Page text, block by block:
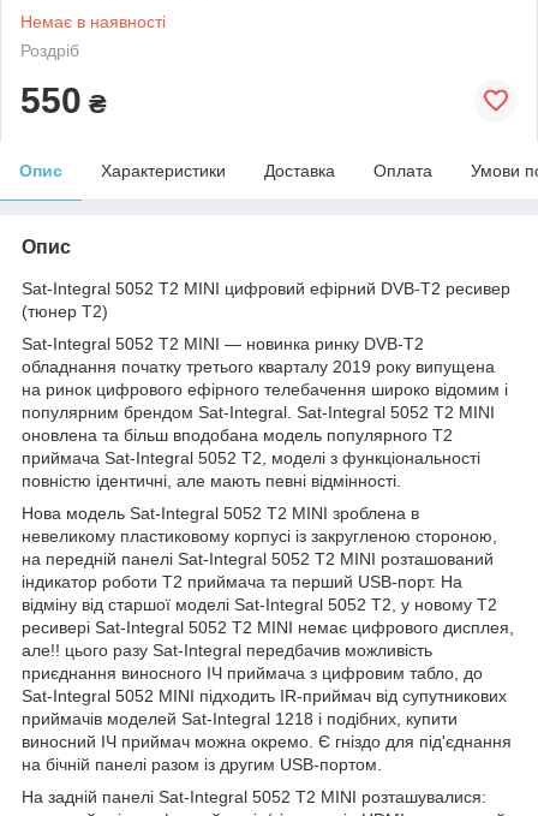
Немає в наявності
Роздріб
550 ₴
Опис Характеристики Доставка Оплата Умови
Опис
Sat-Integral 5052 T2 MINI цифровий ефірний DVB-T2 ресивер
(тюнер Т2)
Sat-Integral 5052 T2 MINI — новинка ринку DVB-T2
обладнання початку третього кварталу 2019 року випущена
на ринок цифрового ефірного телебачення широко відомим і
популярним брендом Sat-Integral. Sat-Integral 5052 T2 MINI
оновлена та більш вподобана модель популярного Т2
приймача Sat-Integral 5052 T2, моделі з функціональності
повністю ідентичні, але мають певні відмінності.
Нова модель Sat-Integral 5052 T2 MINI зроблена в
невеликому пластиковому корпусі із закругленою стороною,
на передній панелі Sat-Integral 5052 T2 MINI розташований
індикатор роботи Т2 приймача та перший USB-порт. На
відміну від старшої моделі Sat-Integral 5052 T2, у новому Т2
ресивері Sat-Integral 5052 T2 MINI немає цифрового дисплея,
але!! цього разу Sat-Integral передбачив можливість
приєднання виносного ІЧ приймача з цифровим табло, до
Sat-Integral 5052 MINI підходить IR-приймач від супутникових
приймачів моделей Sat-Integral 1218 і подібних, купити
виносний ІЧ приймач можна окремо. Є гніздо для під'єднання
на бічній панелі разом із другим USB-портом.
На задній панелі Sat-Integral 5052 T2 MINI розташувалися: